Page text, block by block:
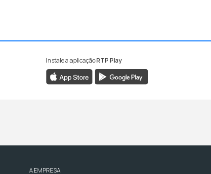
Instale a aplicaçãoRTP Play
A EMPRESA